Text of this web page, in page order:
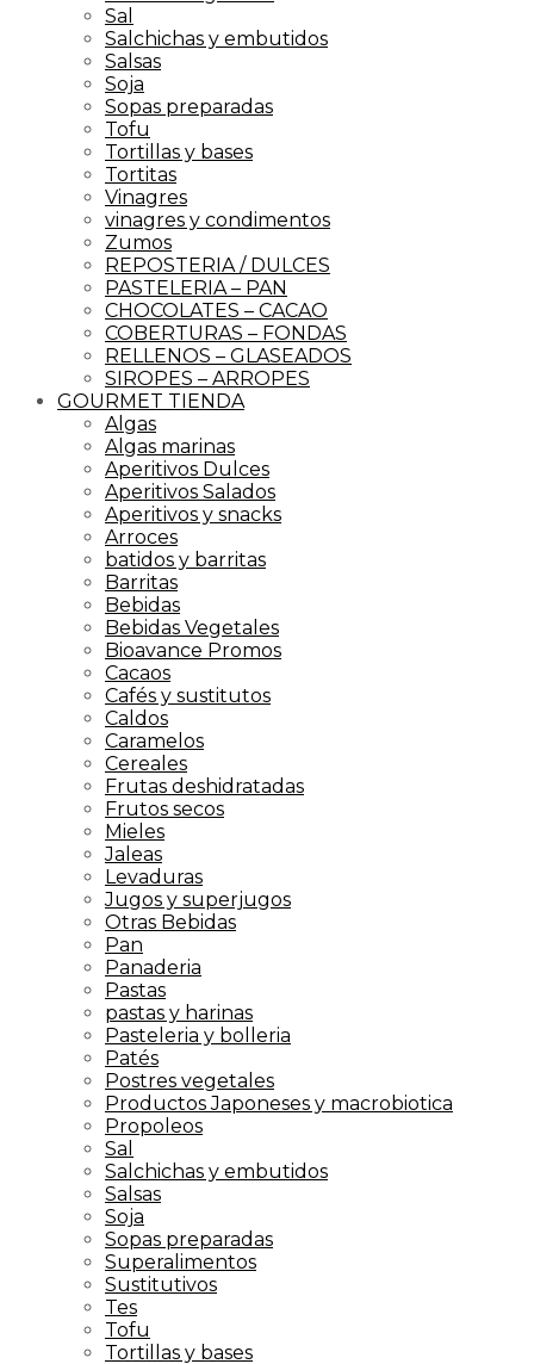
Sal
Salchichas y embutidos
Salsas
Soja
Sopas preparadas
Tofu
Tortillas y bases
Tortitas
Vinagres
vinagres y condimentos
Zumos
REPOSTERIA / DULCES
PASTELERIA – PAN
CHOCOLATES – CACAO
COBERTURAS – FONDAS
RELLENOS – GLASEADOS
SIROPES – ARROPES
GOURMET TIENDA
Algas
Algas marinas
Aperitivos Dulces
Aperitivos Salados
Aperitivos y snacks
Arroces
batidos y barritas
Barritas
Bebidas
Bebidas Vegetales
Bioavance Promos
Cacaos
Cafés y sustitutos
Caldos
Caramelos
Cereales
Frutas deshidratadas
Frutos secos
Mieles
Jaleas
Levaduras
Jugos y superjugos
Otras Bebidas
Pan
Panaderia
Pastas
pastas y harinas
Pasteleria y bolleria
Patés
Postres vegetales
Productos Japoneses y macrobiotica
Propoleos
Sal
Salchichas y embutidos
Salsas
Soja
Sopas preparadas
Superalimentos
Sustitutivos
Tes
Tofu
Tortillas y bases